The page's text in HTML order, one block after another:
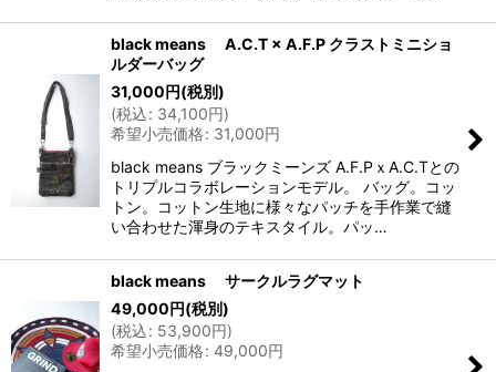
black means A.C.T × A.F.P クラストミニショ
ルダーバッグ
31,000円(税別)
(税込: 34,100円)
希望小売価格: 31,000円
black means ブラックミーンズ A.F.PｘA.C.Tとの
トリプルコラボレーションモデル。 バッグ。コッ
トン。コットン生地に様々なパッチを手作業で縫
い合わせた渾身のテキスタイル。パッ…
black means サークルラグマット
49,000円(税別)
(税込: 53,900円)
希望小売価格: 49,000円